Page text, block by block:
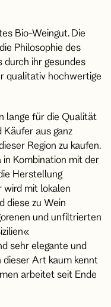
Bio-Weingut. Die
Philosophie des
durch ihr gesundes
qualitativ hochwertige
lange für die Qualität
Käufer aus ganz
Region zu kaufen.
Kombination mit der
Herstellung
wird mit lokalen
diese zu Wein
und unfiltrierten
sehr elegante und
dieser Art kaum kennt
arbeitet seit Ende